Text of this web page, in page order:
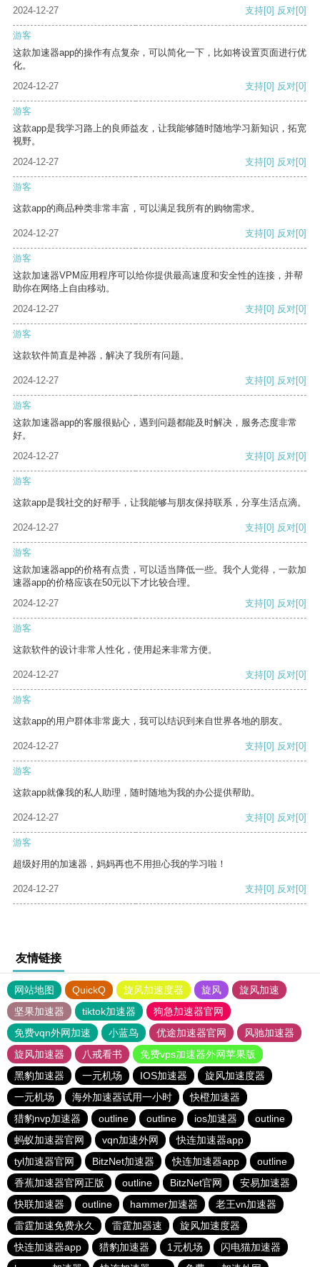
2024-12-27
支持[0] 反对[0]
游客
这款加速器app的操作有点复杂，可以简化一下，比如将设置页面进行优
化。
2024-12-27
支持[0] 反对[0]
游客
这款app是我学习路上的良师益友，让我能够随时随地学习新知识，拓宽
视野。
2024-12-27
支持[0] 反对[0]
游客
这款app的商品种类非常丰富，可以满足我所有的购物需求。
2024-12-27 支持[0] 反对[0]
游客
这款加速器VPM应用程序可以给你提供最高速度和安全性的连接，并帮
助你在网络上自由移动。
2024-12-27
支持[0] 反对[0]
游客
这款软件简直是神器，解决了我所有问题。
2024-12-27 支持[0] 反对[0]
游客
这款加速器app的客服很贴心，遇到问题都能及时解决，服务态度非常
好。
2024-12-27
支持[0] 反对[0]
游客
这款app是我社交的好帮手，让我能够与朋友保持联系，分享生活点滴。
2024-12-27 支持[0] 反对[0]
游客
这款加速器app的价格有点贵，可以适当降低一些。我个人觉得，一款加
速器app的价格应该在50元以下才比较合理。
2024-12-27
支持[0] 反对[0]
游客
这款软件的设计非常人性化，使用起来非常方便。
2024-12-27 支持[0] 反对[0]
游客
这款app的用户群体非常庞大，我可以结识到来自世界各地的朋友。
2024-12-27 支持[0] 反对[0]
游客
这款app就像我的私人助理，随时随地为我的办公提供帮助。
2024-12-27 支持[0] 反对[0]
游客
超级好用的加速器，妈妈再也不用担心我的学习啦！
2024-12-27 支持[0] 反对[0]
友情链接
网站地图 QuickQ 旋风加速度器 旋风
旋风加速
坚果加速器
tiktok加速器
狗急加速器官网
免费vqn外网加速
小蓝鸟 优途加速器官网
风驰加速器
旋风加速器
八戒看书
免费vps加速器外网苹果版
黑豹加速器
一元机场 IOS加速器
旋风加速度器
一元机场
海外加速器试用一小时
快橙加速器
猎豹nvp加速器
outline outline ios加速器
outline
蚂蚁加速器官网
vqn加速外网
快连加速器app
tyl加速器官网
BitzNet加速器 快连加速器app
outline
香蕉加速器官网正版
outline BitzNet官网
安易加速器
快联加速器
outline hammer加速器
老王vn加速器
雷霆加速免费永久
雷霆加器速
旋风加速度器
快连加速器app
猎豹加速器 1元机场
闪电猫加速器